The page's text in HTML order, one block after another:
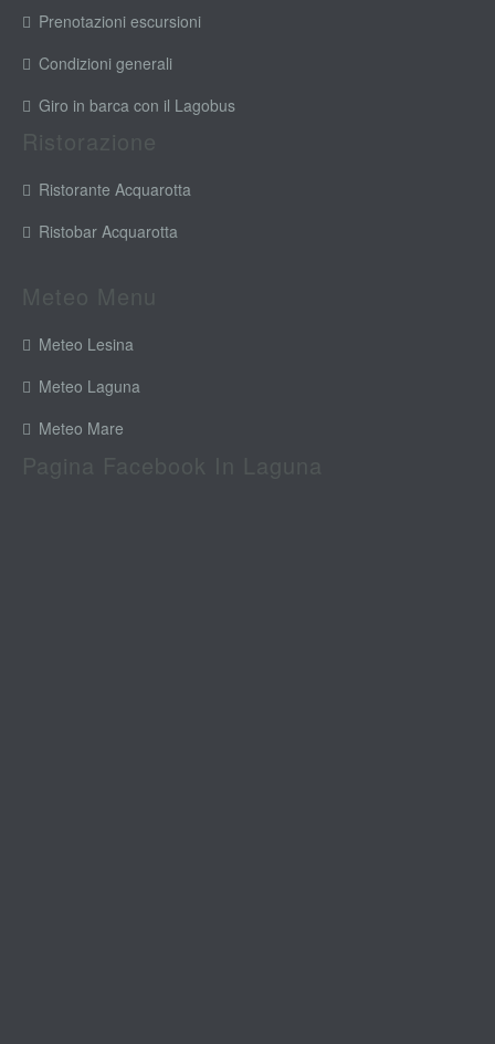
Prenotazioni escursioni
Condizioni generali
Giro in barca con il Lagobus
Ristorante Acquarotta
Ristobar Acquarotta
Meteo Lesina
Meteo Laguna
Meteo Mare